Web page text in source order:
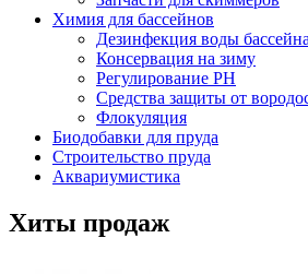
Химия для бассейнов
Дезинфекция воды бассейна
Консервация на зиму
Регулирование PH
Средства защиты от
Флокуляция
Биодобавки для пруда
Строительство пруда
Аквариумистика
Хиты продаж